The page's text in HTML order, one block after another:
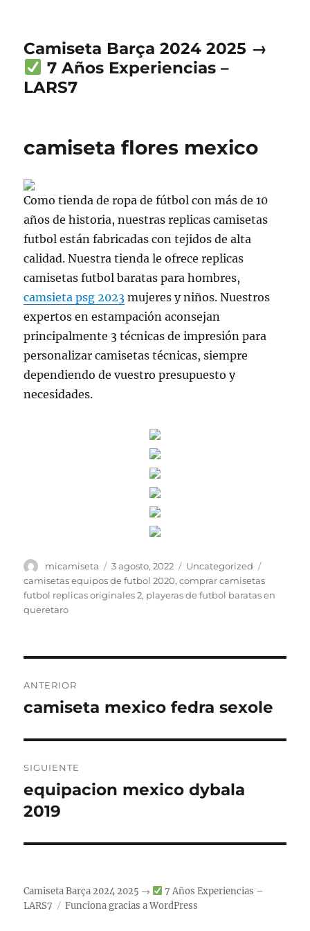
Camiseta Barça 2024 2025 →
7 Años Experiencias –
LARS7
camiseta flores mexico
Como tienda de ropa de fútbol con más de 10
años de historia, nuestras replicas camisetas
futbol están fabricadas con tejidos de alta
calidad. Nuestra tienda le ofrece replicas
camisetas futbol baratas para hombres,
camsieta psg 2023 mujeres y niños. Nuestros
expertos en estampación aconsejan
principalmente 3 técnicas de impresión para
personalizar camisetas técnicas, siempre
dependiendo de vuestro presupuesto y
necesidades.
Autor
micamiseta
Publicado
el
3 agosto, 2022 Categorías
Uncategorized
camisetas equipos de futbol 2020,comprar camisetas
futbol replicas originales 2, playeras de futbol baratas en
queretaro
de
ANTERIOR
Entrada
camiseta mexico fedra sexole
SIGUIENTE
Entrada
siguiente:
equipacion mexico dybala
2019
Camiseta Barça 2024 2025 →
7 Años Experiencias –
LARS7
Funciona gracias a WordPress